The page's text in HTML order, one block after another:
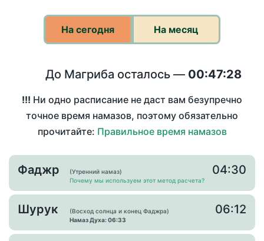
На сегодня На месяц
До Магриба осталось — 00:47:28
!!! Ни одно расписание не даст вам безупречно
точное время намазов, поэтому обязательно
прочитайте: Правильное время намазов
Фаджр
(Утренний намаз)
Почему мы используем этот метод расчета?
04:30
Шурук
(Восход солнца и конец Фаджра)
Намаз Духа: 06:33
06:12